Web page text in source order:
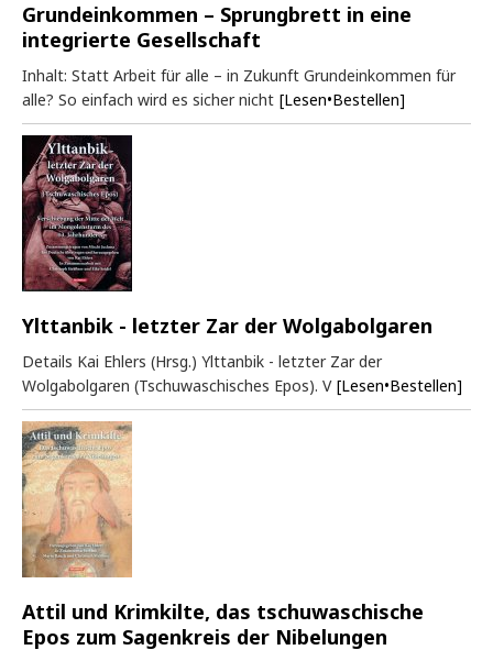
Grundeinkommen – Sprungbrett in eine
integrierte Gesellschaft
Inhalt: Statt Arbeit für alle – in Zukunft Grundeinkommen für
alle? So einfach wird es sicher nicht [Lesen•Bestellen]
Ylttanbik - letzter Zar der Wolgabolgaren
Details Kai Ehlers (Hrsg.) Ylttanbik - letzter Zar der
Wolgabolgaren (Tschuwaschisches Epos). V [Lesen•Bestellen]
Attil und Krimkilte, das tschuwaschische
Epos zum Sagenkreis der Nibelungen